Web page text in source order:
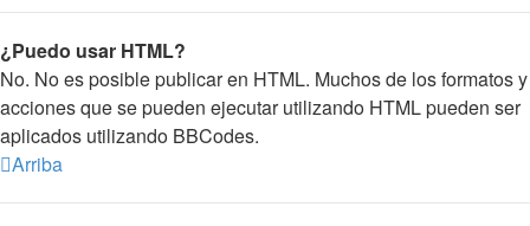
¿Puedo usar HTML?
No. No es posible publicar en HTML. Muchos de los formatos y
acciones que se pueden ejecutar utilizando HTML pueden ser
aplicados utilizando BBCodes.
Arriba